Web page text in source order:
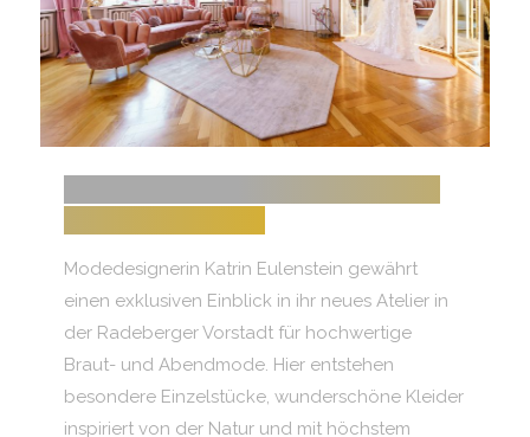
Modedesignerin Katrin Eulenstein gewährt
einen exklusiven Einblick in ihr neues Atelier in
der Radeberger Vorstadt für hochwertige
Braut- und Abendmode. Hier entstehen
besondere Einzelstücke, wunderschöne Kleider
inspiriert von der Natur und mit höchstem